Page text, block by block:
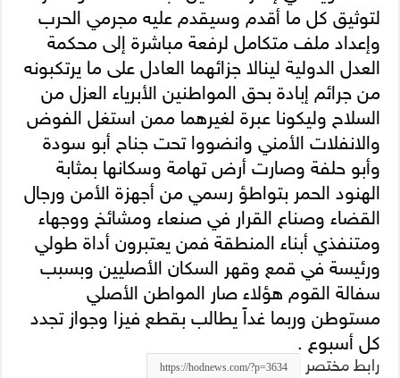
لتوثيق كل ما أقدم وسيقدم عليه مجرمي الحرب
وإعداد ملف متكامل لرفعة مباشرة إلى محكمة
العدل الدولية لينالا جزائهما العادل على ما يرتكبونه
من جرائم إبادة بحق المواطنين الأبرياء العزل من
السلاح وليكونا عبرة لغيرهما ممن استغل الفوض
والانفلات الأمني وانضووا تحت جناح أبو سودة
وأبو حلفة وصارت أرض تهامة وسكانها بمثابة
الهنود الحمر بتواطؤ رسمي من أجهزة الأمن ورجال
القضاء وصناع القرار في صنعاء ومشائخ ووجهاء
ومتنفذي أبناء المنطقة فمن يعتبرون أداة طولي
ورئيسة في قمع وقهر السكان الأصليين وبسبب
سفالة القوم هؤلاء صار المواطن الأصلي
مستوطن وربما غداً يطالب بقطع فيزا وجواز تجدد
كل أسبوع .
رابط مختصر